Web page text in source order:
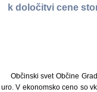
k določitvi cene
Občinski svet Občine
uro. V ekonomsko ceno so